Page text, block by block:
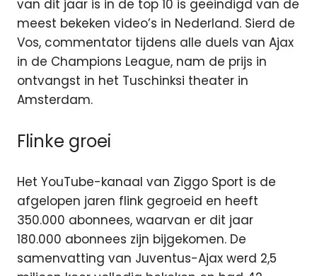
van dit jaar is in de top 10 is geëindigd van de
meest bekeken video’s in Nederland. Sierd de
Vos, commentator tijdens alle duels van Ajax
in de Champions League, nam de prijs in
ontvangst in het Tuschinksi theater in
Amsterdam.
Flinke groei
Het YouTube-kanaal van Ziggo Sport is de
afgelopen jaren flink gegroeid en heeft
350.000 abonnees, waarvan er dit jaar
180.000 abonnees zijn bijgekomen. De
samenvatting van Juventus-Ajax werd 2,5